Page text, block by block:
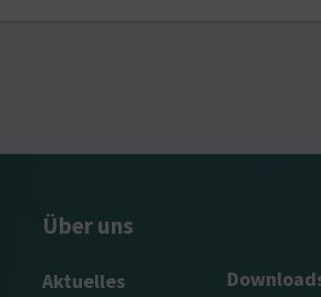
Über uns
Aktuelles